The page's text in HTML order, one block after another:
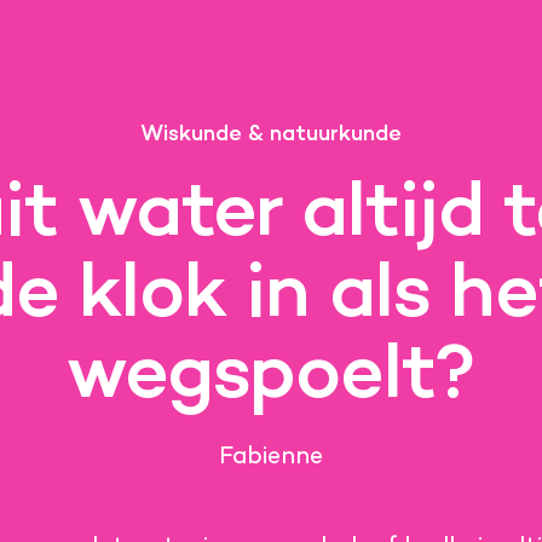
Wiskunde & natuurkunde
water altijd
klok in als
wegspoelt?
Fabienne